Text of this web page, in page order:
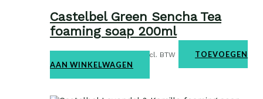
Castelbel Green Sencha Tea
foaming soap 200ml
incl. BTW
TOEVOEGEN
AAN WINKELWAGEN